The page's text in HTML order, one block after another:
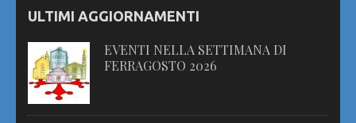
ULTIMI AGGIORNAMENTI
EVENTI NELLA SETTIMANA DI
FERRAGOSTO 2026